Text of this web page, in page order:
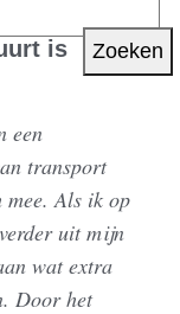
is
een
transport
mee. Als ik op
uit mijn
wat extra
Door het